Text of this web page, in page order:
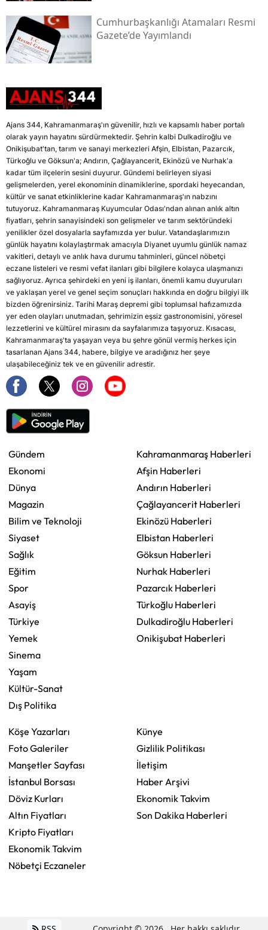
Cumhurbaşkanlığı Atamaları Resmi
Gazete’de Yayımlandı
Ajans 344, Kahramanmaraş'ın güvenilir, hızlı ve kapsamlı haber portalı
olarak yayın hayatını sürdürmektedir. Şehrin kalbi Dulkadiroğlu ve
Onikişubat'tan, tarım ve sanayi merkezleri Afşin, Elbistan, Pazarcık,
Türkoğlu ve Göksun'a; Andırın, Çağlayancerit, Ekinözü ve Nurhak'a
kadar tüm ilçelerin sesini duyurur. Gündemi belirleyen siyasi
gelişmelerden, yerel ekonominin dinamiklerine, spordaki heyecandan,
kültür ve sanat etkinliklerine kadar Kahramanmaraş'ın nabzını
tutuyoruz. Kahramanmaraş Kuyumcular Odası'ndan alınan anlık altın
fiyatları, şehrin sanayisindeki son gelişmeler ve tarım sektöründeki
yenilikler özel dosyalarla sayfamızda yer bulur. Vatandaşlarımızın
günlük hayatını kolaylaştırmak amacıyla Diyanet uyumlu günlük namaz
vakitleri, detaylı ve anlık hava durumu tahminleri, güncel nöbetçi
eczane listeleri ve resmi vefat ilanları gibi bilgilere kolayca ulaşmanızı
sağlıyoruz. Ayrıca şehirdeki en yeni iş ilanları, önemli kamu duyuruları
ve yaklaşan yerel ve genel seçim sonuçları hakkında en doğru bilgiyi ilk
bizden öğrenirsiniz. Tarihi Maraş depremi gibi toplumsal hafızamızda
yer eden olayları unutmadan, şehrimizin eşsiz gastronomisini, yöresel
lezzetlerini ve kültürel mirasını da sayfalarımıza taşıyoruz. Kısacası,
Kahramanmaraş'ta yaşayan veya bu şehre gönül vermiş herkes için
tasarlanan Ajans 344, habere, bilgiye ve aradığınız her şeye
ulaşabileceğiniz tek ve en güvenilir adrestir.
Gündem
Ekonomi
Dünya
Magazin
Bilim ve Teknoloji
Siyaset
Sağlık
Eğitim
Spor
Asayiş
Türkiye
Yemek
Sinema
Yaşam
Kültür-Sanat
Dış Politika
Kahramanmaraş Haberleri
Afşin Haberleri
Andırın Haberleri
Çağlayancerit Haberleri
Ekinözü Haberleri
Elbistan Haberleri
Göksun Haberleri
Nurhak Haberleri
Pazarcık Haberleri
Türkoğlu Haberleri
Dulkadiroğlu Haberleri
Onikişubat Haberleri
Köşe Yazarları
Foto Galeriler
Manşetler Sayfası
İstanbul Borsası
Döviz Kurları
Altın Fiyatları
Kripto Fiyatları
Ekonomik Takvim
Nöbetçi Eczaneler
Künye
Gizlilik Politikası
İletişim
Haber Arşivi
Ekonomik Takvim
Son Dakika Haberleri